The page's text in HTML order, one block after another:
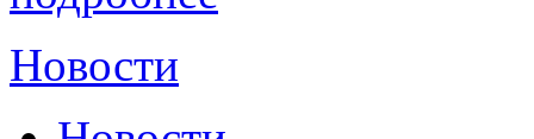
Новости